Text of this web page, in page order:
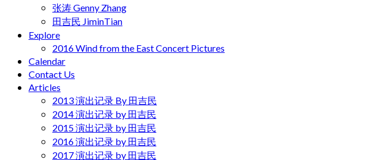
张涛 Genny Zhang
田吉民 JiminTian
Explore
2016 Wind from the East Concert Pictures
Calendar
Contact Us
Articles
2013 演出记录 By 田吉民
2014 演出记录 by 田吉民
2015 演出记录 by 田吉民
2016 演出记录 by 田吉民
2017 演出记录 by 田吉民